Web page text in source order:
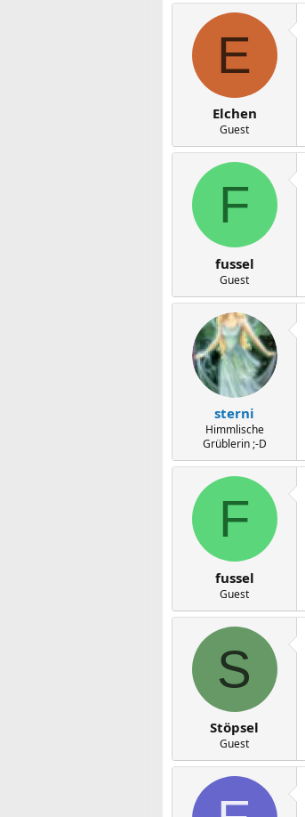
E
Elchen
Guest
F
fussel
Guest
sterni
Himmlische
Grüblerin ;-D
F
fussel
Guest
S
Stöpsel
Guest